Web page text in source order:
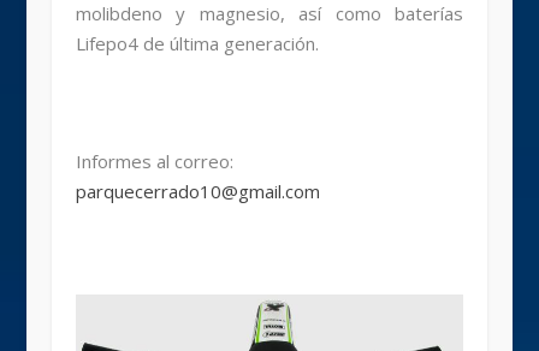
molibdeno y magnesio, así como baterías
Lifepo4 de última generación.
Informes al correo:
parquecerrado10@gmail.com